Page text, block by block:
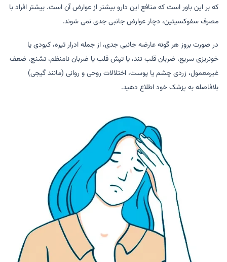
که بر این باور است که منافع این دارو بیشتر از عوارض آن است. بیشتر افراد با
مصرف سفوکسیتین، دچار عوارض جانبی جدی نمی شوند.
در صورت بروز هر گونه عارضه جانبی جدی، از جمله ادرار تیره، کبودی یا
خونریزی سریع، ضربان قلب تند، یا تپش قلب یا ضربان نامنظم، تشنج، ضعف
غیرمعمول، زردی چشم یا پوست، اختلالات روحی و روانی (مانند گیجی)
بلافاصله به پزشک خود اطلاع دهید.